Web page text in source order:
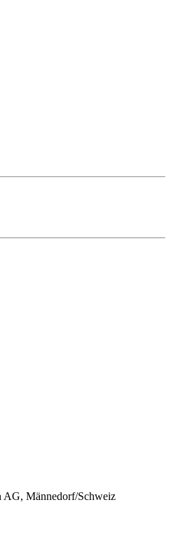
Männedorf/Schweiz